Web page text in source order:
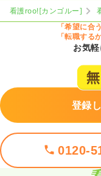
看護roo![カンゴルー]
「希望に合
「転職する
お気
登録
0120-